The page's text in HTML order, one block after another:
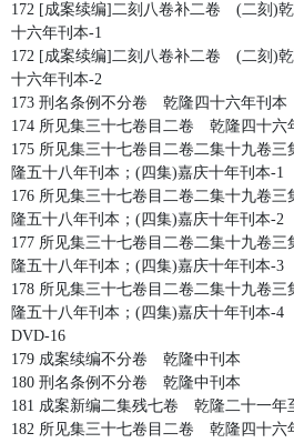
172 [成案续编]二刻八卷补二卷 (二刻)
十六年刊本-1
172 [成案续编]二刻八卷补二卷 (二刻)
十六年刊本-2
173 刑名条例不分卷 乾隆四十六年刊本
174 所见集三十七卷目二卷 乾隆四十六
175 所见集三十七卷目二卷二集十九卷
隆五十八年刊本；(四集)嘉庆十年刊本-1
176 所见集三十七卷目二卷二集十九卷
隆五十八年刊本；(四集)嘉庆十年刊本-2
177 所见集三十七卷目二卷二集十九卷
隆五十八年刊本；(四集)嘉庆十年刊本-3
178 所见集三十七卷目二卷二集十九卷
隆五十八年刊本；(四集)嘉庆十年刊本-4
DVD-16
179 成案续编不分卷 乾隆中刊本
180 刑名条例不分卷 乾隆中刊本
181 成案新编二集残七卷 乾隆二十一年
182 所见集三十七卷目二卷 乾隆四十六